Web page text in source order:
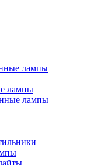
лампы
лампы
лампы